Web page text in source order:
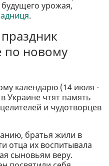
урожая,
.
по новому
календарю (14 июля -
Украине чтят память
и чудотворцев
братья жили в
отца их воспитывала
сыновьям веру.